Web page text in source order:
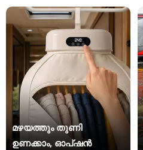
മഴയത്തും തുണി
ഉണക്കാം, ഓപ്ഷൻ